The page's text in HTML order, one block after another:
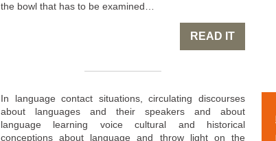
the bowl that has to be examined…
READ IT
In language contact situations, circulating discourses
about languages and their speakers and about
language learning voice cultural and historical
conceptions about language and throw light on the